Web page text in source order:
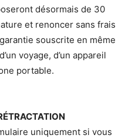
désormais de 30
et renoncer sans frais
souscrite en même
voyage, d’un appareil
portable.
uniquement si vous